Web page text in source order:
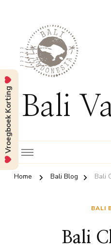
Bali
Home Bali Blog Bali
BALI
Bali
Vroegboek Korting